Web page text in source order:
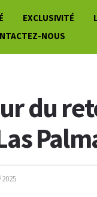
EXCLUSIVITÉ
NOUS
du